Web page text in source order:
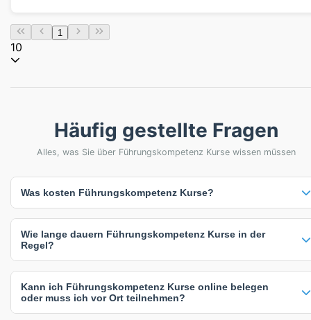
1
10
Häufig gestellte Fragen
Alles, was Sie über Führungskompetenz Kurse wissen müssen
Was kosten Führungskompetenz Kurse?
1.250 €. Der durchschnittliche Preis liegt bei 746 €. Viele Anbieter
bieten auch individuelle Preise auf Anfrage an, die sich nach
Wie lange dauern Führungskompetenz Kurse in der
Regel?
häufigste Kursdauer beträgt 3 Tage. Die genaue Dauer hängt vom
Kursinhalt und Intensität ab - intensive Kompaktkurse sind oft kürzer,
Kann ich Führungskompetenz Kurse online belegen
oder muss ich vor Ort teilnehmen?